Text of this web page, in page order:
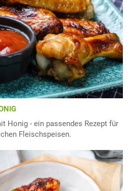
Honig - ein passendes Rezept für
Fleischspeisen.